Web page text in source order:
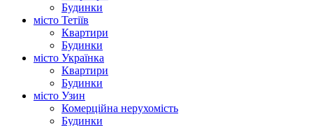
Будинки
місто Тетіїв
Квартири
Будинки
місто Українка
Квартири
Будинки
місто Узин
Комерційна нерухомість
Будинки